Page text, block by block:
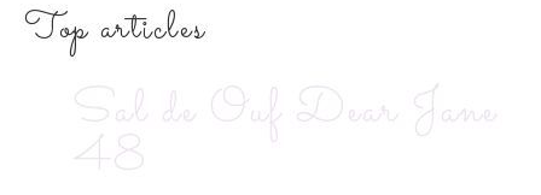
Top articles
Sal de Ouf Dear Jane
48